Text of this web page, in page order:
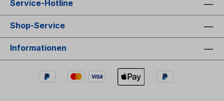
Service-Hotline
Shop-Service
Informationen